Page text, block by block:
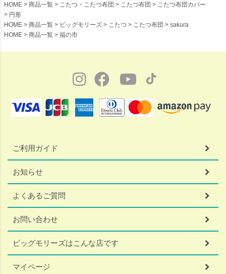
HOME
商品一覧 こたつ・こたつ布団 こたつ布団
こたつ布団カバー
円形
HOME
商品一覧 ビッグモリーズ こたつ こたつ布団
sakura
HOME
商品一覧 福の市
ご利用ガイド
お知らせ
よくあるご質問
お問い合わせ
ビッグモリーズはこんな店です
マイページ